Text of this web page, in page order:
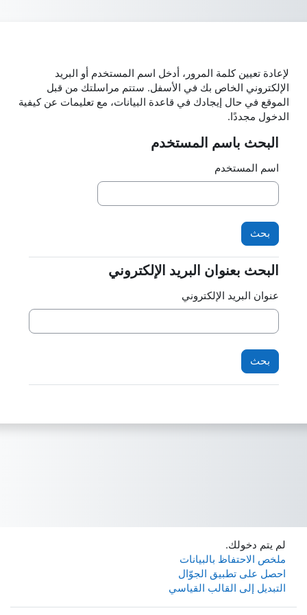
لإعادة تعيين كلمة المرور، أدخل اسم المستخدم أو البريد
الإلكتروني الخاص بك في الأسفل. ستتم مراسلتك من قبل
الموقع في حال إيجادك في قاعدة البيانات، مع تعليمات عن كيفية
الدخول مجددًا.
البحث باسم المستخدم
البحث باسم المستخدم
اسم المستخدم
البحث بعنوان البريد الإلكتروني
البحث بعنوان البريد الإلكتروني
عنوان البريد الإلكتروني
لم يتم دخولك.
ملخص الاحتفاظ بالبيانات
احصل على تطبيق الجوّال
التبديل إلى القالب القياسي